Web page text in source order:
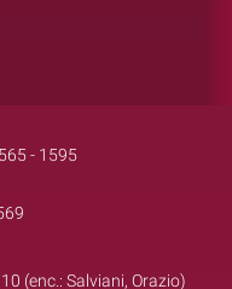
- 1595
(enc.: Salviani, Orazio)